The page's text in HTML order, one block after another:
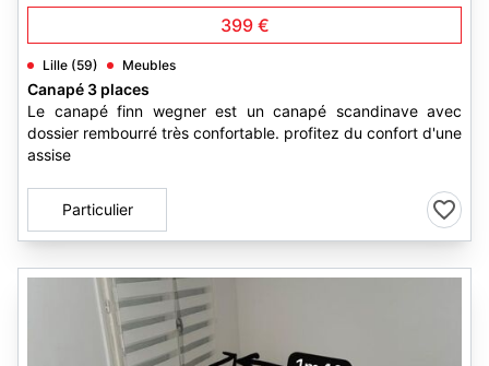
399 €
Lille (59) Meubles
Canapé 3 places
Le canapé finn wegner est un canapé scandinave avec
dossier rembourré très confortable. profitez du confort d'une
assise
Particulier